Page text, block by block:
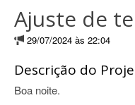
Ajuste de
29/07/2024 às 22:04
Descrição do
Boa noite.